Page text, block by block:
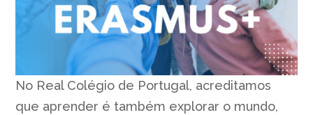
No Real Colégio de Portugal, acreditamos
que aprender é também explorar o mundo,